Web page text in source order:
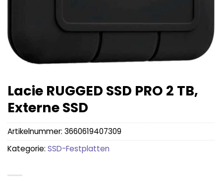
Lacie RUGGED SSD PRO 2 TB,
Externe SSD
Artikelnummer: 3660619407309
Kategorie: SSD-Festplatten